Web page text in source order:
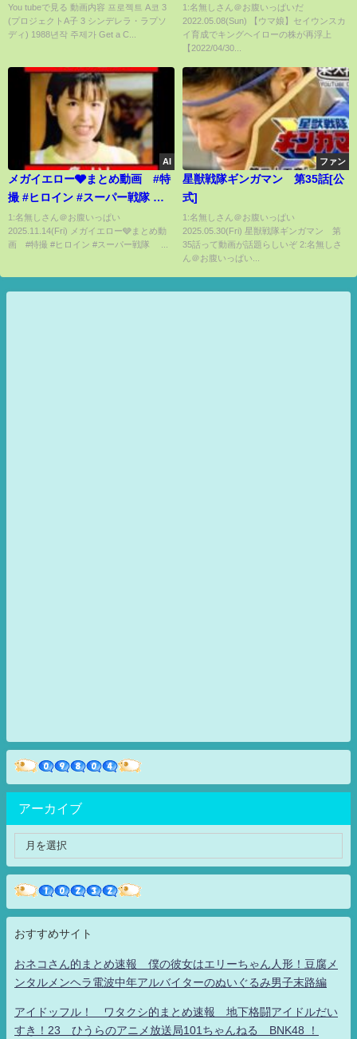
(BaBe) Project A ko 3 1988
You tubeで見る 動画内容 프로젝트 A코 3
(プロジェクトA子 3 シンデレラ・ラプソ
ディ) 1988년작 주제가 Get a C...
【2022/04/30 切り抜き】
1:名無しさん＠お腹いっぱいだ
2022.05.08(Sun) 【ウマ娘】セイウンスカ
イ育成でキングヘイローの株が再浮上
【2022/04/30...
AI
メガイエロー🩶まとめ動画 #特
撮 #ヒロイン #スーパー戦隊
#tokusatsu #sentai
#supersentaiseries #heroine #
メガレンジャー
1:名無しさん＠お腹いっぱい
2025.11.14(Fri) メガイエロー🩶まとめ動
画 #特撮 #ヒロイン #スーパー戦隊 ...
ファン
星獣戦隊ギンガマン 第35話[公
式]
1:名無しさん＠お腹いっぱい
2025.05.30(Fri) 星獣戦隊ギンガマン 第
35話って動画が話題らしいぞ 2:名無しさ
ん＠お腹いっぱい...
アーカイブ
おすすめサイト
おネコさん的まとめ速報 僕の彼女はエリーちゃん人形！豆腐メ
ンタルメンヘラ電波中年アルバイターのぬいぐるみ男子末路編
アイドッフル！ ワタクシ的まとめ速報 地下格闘アイドルだい
すき！23 ひうらのアニメ放送局101ちゃんねる BNK48 ！